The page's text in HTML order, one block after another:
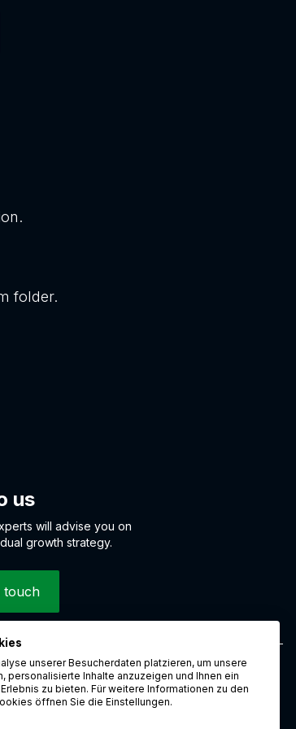
folder.
us
will advise you on
growth strategy.
touch
systemCookiesData protectionImprintCareer
unserer Besucherdaten platzieren, um unsere
personalisierte Inhalte anzuzeigen und Ihnen ein
zu bieten. Für weitere Informationen zu den
öffnen Sie die Einstellungen.